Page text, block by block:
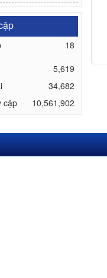
18
5,619
34,682
cập
10,561,902